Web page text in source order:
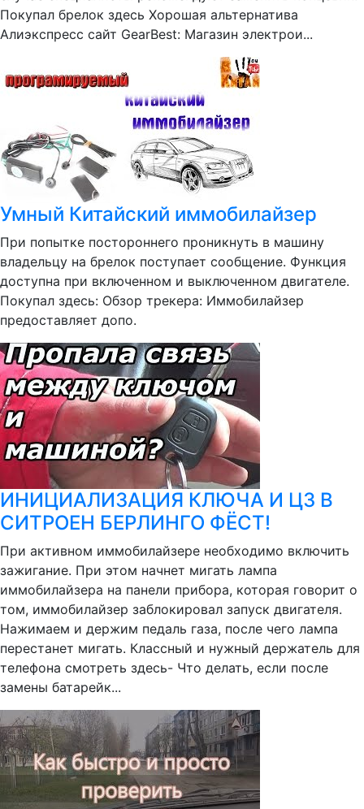
Покупал брелок здесь Хорошая альтернатива
Алиэкспресс сайт GearBest: Магазин электрои...
Умный Китайский иммобилайзер
При попытке постороннего проникнуть в машину
владельцу на брелок поступает сообщение. Функция
доступна при включенном и выключенном двигателе.
Покупал здесь: Обзор трекера: Иммобилайзер
предоставляет допо.
ИНИЦИАЛИЗАЦИЯ КЛЮЧА И ЦЗ В
СИТРОЕН БЕРЛИНГО ФЁСТ!
При активном иммобилайзере необходимо включить
зажигание. При этом начнет мигать лампа
иммобилайзера на панели прибора, которая говорит о
том, иммобилайзер заблокировал запуск двигателя.
Нажимаем и держим педаль газа, после чего лампа
перестанет мигать. Классный и нужный держатель для
телефона смотреть здесь- Что делать, если после
замены батарейк...